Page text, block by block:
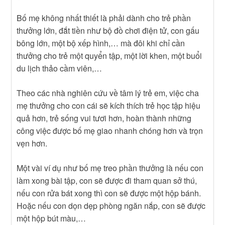
Bố mẹ không nhất thiết là phải dành cho trẻ phần
thưởng lớn, đắt tiền như bộ đồ chơi điện tử, con gấu
bông lớn, một bộ xếp hình,… mà đôi khi chỉ cần
thưởng cho trẻ một quyển tập, một lời khen, một buổi
du lịch thảo cầm viên,…
Theo các nhà nghiên cứu về tâm lý trẻ em, việc cha
mẹ thưởng cho con cái sẽ kích thích trẻ học tập hiệu
quả hơn, trẻ sống vui tươi hơn, hoàn thành những
công việc được bố mẹ giao nhanh chóng hơn và trọn
vẹn hơn.
Một vài ví dụ như bố mẹ treo phần thưởng là nếu con
làm xong bài tập, con sẽ được đi tham quan sở thú,
nếu con rửa bát xong thì con sẽ được một hộp bánh.
Hoặc nếu con dọn dẹp phòng ngăn nắp, con sẽ được
một hộp bút màu,…